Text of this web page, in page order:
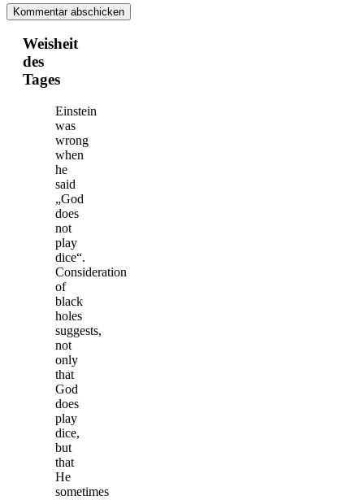
Weisheit
des
Tages
Einstein
was
wrong
when
he
said
„God
does
not
play
dice“.
Consideration
of
black
holes
suggests,
not
only
that
God
does
play
dice,
but
that
He
sometimes